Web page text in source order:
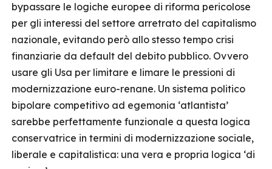
bypassare le logiche europee di riforma pericolose
per gli interessi del settore arretrato del capitalismo
nazionale, evitando però allo stesso tempo crisi
finanziarie da default del debito pubblico. Ovvero
usare gli Usa per limitare e limare le pressioni di
modernizzazione euro-renane. Un sistema politico
bipolare competitivo ad egemonia ‘atlantista’
sarebbe perfettamente funzionale a questa logica
conservatrice in termini di modernizzazione sociale,
liberale e capitalistica: una vera e propria logica ‘di